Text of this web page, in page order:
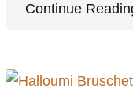
Continue